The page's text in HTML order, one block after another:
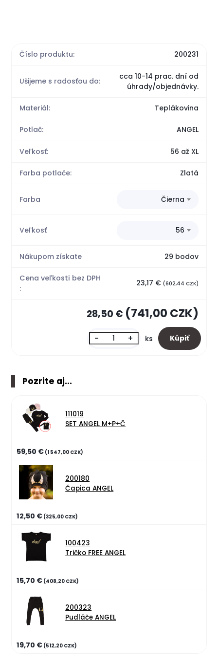
Číslo produktu: 200231
Ušijeme s radosťou do:
cca 10-14 prac. dní od
úhrady/objednávky.
Materiál: Teplákovina
Potlač: ANGEL
Veľkosť: 56 až XL
Farba potlače: Zlatá
Farba Čierna
Veľkosť 56
Nákupom získate 29 bodov
Cena veľkosti bez DPH
:
23,17 € (602,44 CZK)
28,50 € (741,00 CZK)
- + ks
Pozrite aj...
111019
SET ANGEL M+P+Č
59,50 € (1 547,00 CZK)
200180
Čapica ANGEL
12,50 € (325,00 CZK)
100423
Tričko FREE ANGEL
15,70 € (408,20 CZK)
200323
Pudláče ANGEL
19,70 € (512,20 CZK)